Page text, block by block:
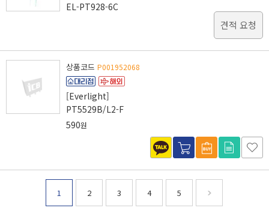
EL-PT928-6C
견적 요청
상품코드 P001952068
[Everlight]
PT5529B/L2-F
590원
1 2 3 4 5